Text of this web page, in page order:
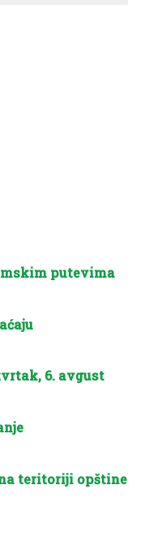
putevima
6. avgust
teritoriji opštine